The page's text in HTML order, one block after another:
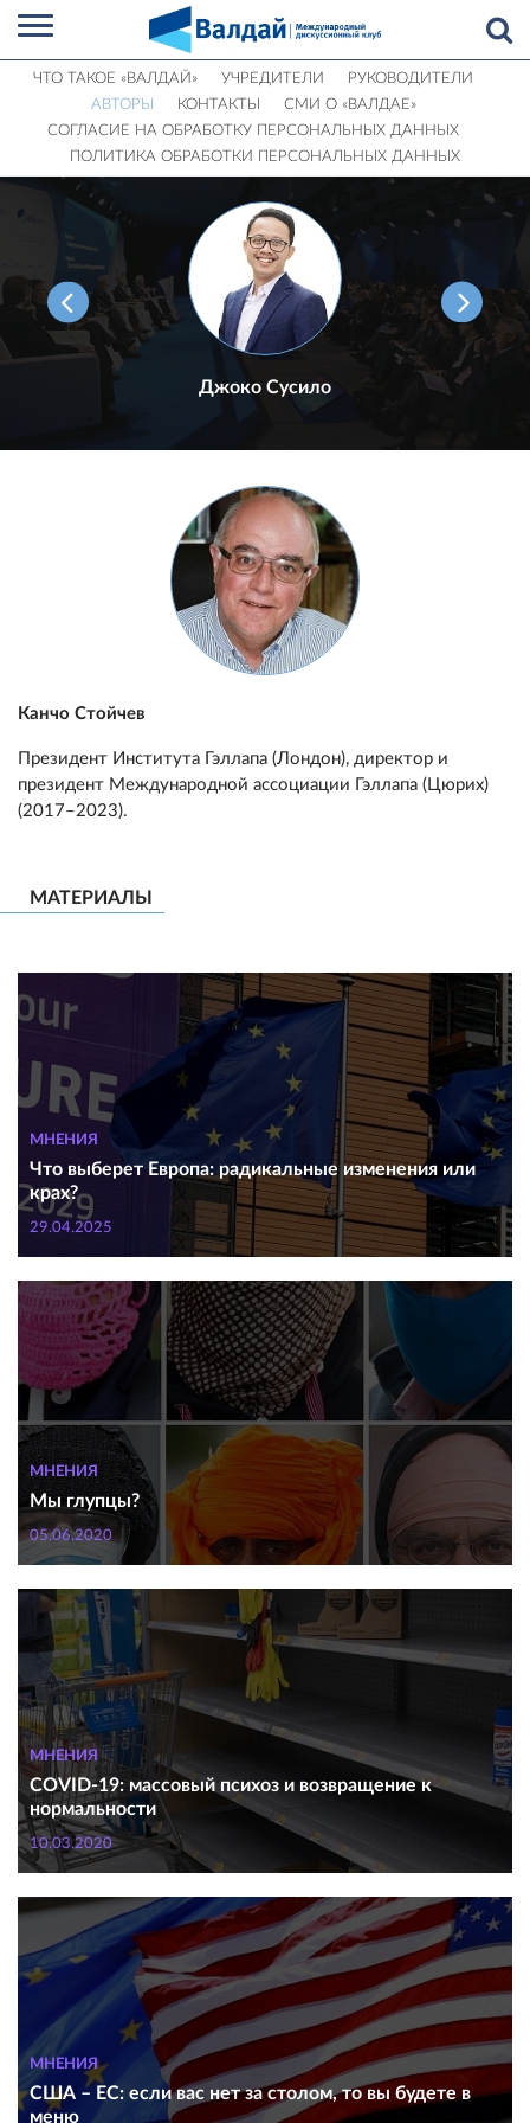
ЧТО ТАКОЕ «ВАЛДАЙ» УЧРЕДИТЕЛИ
РУКОВОДИТЕЛИ
АВТОРЫ
КОНТАКТЫ
СМИ О «ВАЛДАЕ»
СОГЛАСИЕ НА ОБРАБОТКУ ПЕРСОНАЛЬНЫХ ДАННЫХ
ПОЛИТИКА ОБРАБОТКИ ПЕРСОНАЛЬНЫХ ДАННЫХ
Джоко Сусило
Канчо Стойчев
Президент Института Гэллапа (Лондон), директор и
президент Международной ассоциации Гэллапа (Цюрих)
(2017–2023).
МАТЕРИАЛЫ
МНЕНИЯ
Что выберет Европа: радикальные изменения или
крах?
29.04.2025
МНЕНИЯ
Мы глупцы?
05.06.2020
МНЕНИЯ
COVID-19: массовый психоз и возвращение к
нормальности
10.03.2020
МНЕНИЯ
США – ЕС: если вас нет за столом, то вы будете в
меню